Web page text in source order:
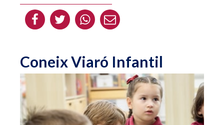
Coneix Viaró Infantil